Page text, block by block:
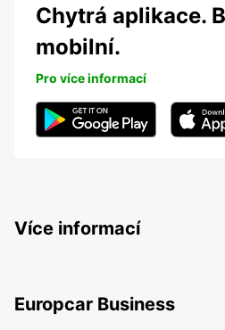
Chytrá aplikace.
mobilní.
Pro více informací
Více informací
Europcar Business